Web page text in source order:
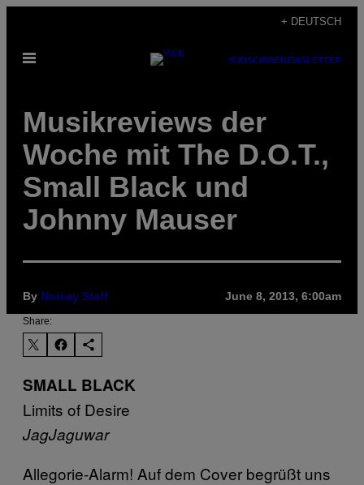
content
+ DEUTSCH
Open
SUBSCRIBENEWSLETTER
Musikreviews der
Woche mit The D.O.T.,
Small Black und
Johnny Mauser
By Noisey Staff June 8, 2013, 6:00am
Share:
SMALL BLACK
Limits of Desire
JagJaguwar
Allegorie-Alarm! Auf dem Cover begrüßt uns